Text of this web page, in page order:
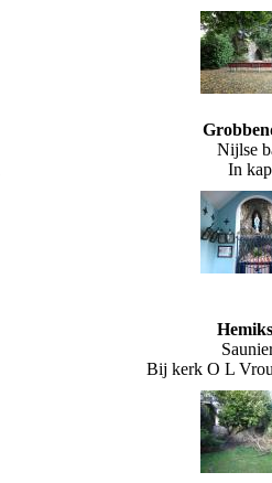
Nijlse
In
Bij kerk O L